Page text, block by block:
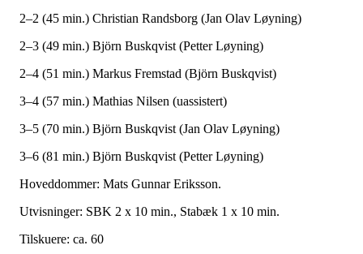
2–2 (45 min.) Christian Randsborg (Jan Olav Løyning)
2–3 (49 min.) Björn Buskqvist (Petter Løyning)
2–4 (51 min.) Markus Fremstad (Björn Buskqvist)
3–4 (57 min.) Mathias Nilsen (uassistert)
3–5 (70 min.) Björn Buskqvist (Jan Olav Løyning)
3–6 (81 min.) Björn Buskqvist (Petter Løyning)
Hoveddommer: Mats Gunnar Eriksson.
Utvisninger: SBK 2 x 10 min., Stabæk 1 x 10 min.
Tilskuere: ca. 60